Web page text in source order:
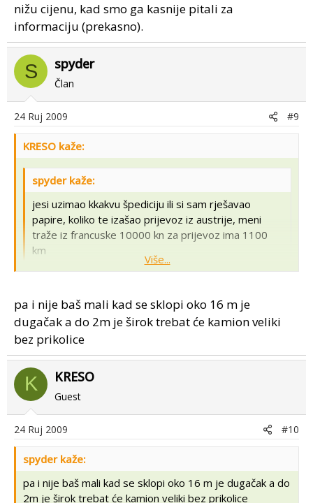
nižu cijenu, kad smo ga kasnije pitali za
informaciju (prekasno).
S spyder
Član
24 Ruj 2009 #9
KRESO kaže:
spyder kaže:
jesi uzimao kkakvu špediciju ili si sam rješavao
papire, koliko te izašao prijevoz iz austrije, meni
traže iz francuske 10000 kn za prijevoz ima 1100
km
onda je previše novaca , još majstoru koji vozi daš 100€
da pripazi malo na stroj kad ga utovaraju i ostale sitnice
(meni su probili gumu na utovaru)
Više...
pa i nije baš mali kad se sklopi oko 16 m je
dugačak a do 2m je širok trebat će kamion veliki
bez prikolice
K KRESO
Guest
24 Ruj 2009 #10
spyder kaže:
pa i nije baš mali kad se sklopi oko 16 m je dugačak a do
2m je širok trebat će kamion veliki bez prikolice